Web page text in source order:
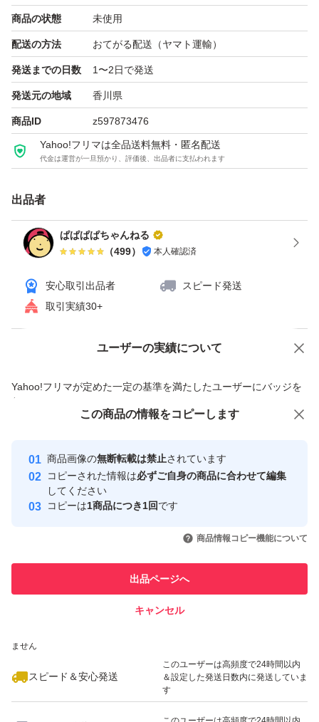
定価5680円
定期購入を解約するのを忘れて多めに買ってしまいました
のでどなたか飲んであげてください。筋肉が喜びます。
よろしくお願いいたします。
商品の状態 未使用
配送の方法 おてがる配送（ヤマト運輸）
発送までの日数 1〜2日で発送
発送元の地域 香川県
商品ID z597873476
Yahoo!フリマは全品送料無料・匿名配送
代金は運営が一旦預かり、評価後、出品者に支払われます
出品者
ぱぱぱぱちゃんねる
（499） 本人確認済
安心取引出品者
スピード発送
取引実績30+
ユーザーの実績について
Yahoo!フリマが定めた一定の基準を満たしたユーザーにバッジを
付与しています
安心取引出品者
心・安全なユーザーです
取引実績
引を完了させた実績があります
での取引実績があります
ません
スピード＆安心発送
このユーザーは高頻度で24時間以内
＆設定した発送日数内に発送していま
す
価格の相談 商品への質問
この商品の情報をコピーします
商品画像の無断転載は禁止されています
コピーされた情報は必ずご自身の商品に合わせて編集
してください
コピーは1商品につき1回です
商品情報コピー機能について
出品ページへ
キャンセル
この商品をみている人にオススメ